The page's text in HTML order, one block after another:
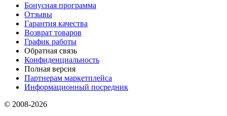
Бонусная программа
Отзывы
Гарантия качества
Возврат товаров
График работы
Обратная связь
Конфиденциальность
Полная версия
Партнерам маркетплейса
Информационный посредник
© 2008-2026